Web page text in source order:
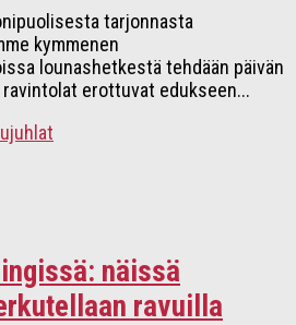
tarjonnasta
kymmenen
lounashetkestä tehdään päivän
ravintolat erottuvat edukseen...
näissä
ravuilla